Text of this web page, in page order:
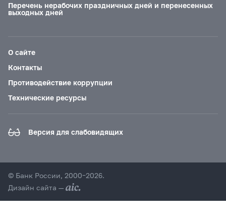
Перечень нерабочих праздничных дней и перенесенных
выходных дней
О сайте
Контакты
Противодействие коррупции
Технические ресурсы
Версия для слабовидящих
© Банк России, 2000–2026.
Дизайн сайта —